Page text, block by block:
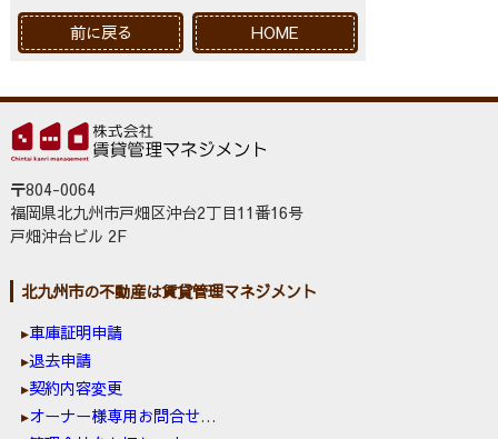
前に戻る HOME
〒804-0064
福岡県北九州市戸畑区沖台2丁目11番16号
戸畑沖台ビル 2F
北九州市の不動産は賃貸管理マネジメント
車庫証明申請
退去申請
契約内容変更
オーナー様専用お問合せ窓口